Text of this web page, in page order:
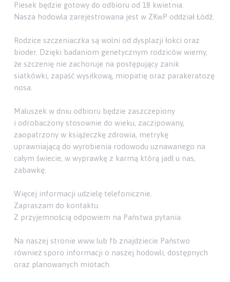
Piesek będzie gotowy do odbioru od 18 kwietnia.
Nasza hodowla zarejestrowana jest w ZKwP oddział Łódź.
Rodzice szczeniaczka są wolni od dysplazji łokci oraz
bioder. Dzięki badaniom genetycznym rodziców wiemy,
że szczenię nie zachoruje na postępujący zanik
siatkówki, zapaść wysiłkową, miopatię oraz parakeratozę
nosa.
Maluszek w dniu odbioru będzie zaszczepiony
i odrobaczony stosownie do wieku, zaczipowany,
zaopatrzony w książeczkę zdrowia, metrykę
uprawniającą do wyrobienia rodowodu uznawanego na
całym świecie, w wyprawkę z karmą którą jadł u nas,
zabawkę.
Więcej informacji udzielę telefonicznie.
Zapraszam do kontaktu.
Z przyjemnością odpowiem na Państwa pytania.
Na naszej stronie www lub fb znajdziecie Państwo
również sporo informacji o naszej hodowli, dostępnych
oraz planowanych miotach.